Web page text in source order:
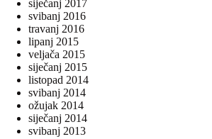
siječanj 2017
svibanj 2016
travanj 2016
lipanj 2015
veljača 2015
siječanj 2015
listopad 2014
svibanj 2014
ožujak 2014
siječanj 2014
svibanj 2013